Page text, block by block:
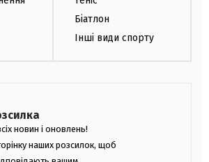
Біатлон
Інші види спорту
новин і оновлень!
наших розсилок, щоб